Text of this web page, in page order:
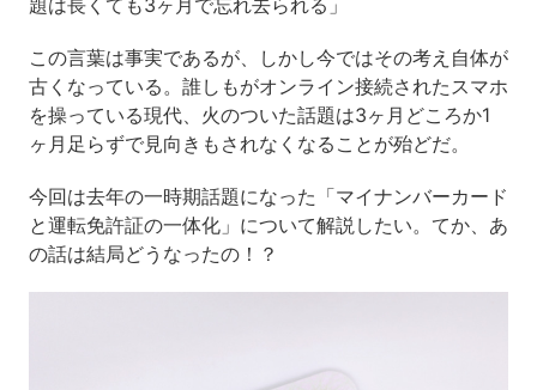
題は長くても3ヶ月で忘れ去られる」
この言葉は事実であるが、しかし今ではその考え自体が
古くなっている。誰しもがオンライン接続されたスマホ
を操っている現代、火のついた話題は3ヶ月どころか1
ヶ月足らずで見向きもされなくなることが殆どだ。
今回は去年の一時期話題になった「マイナンバーカード
と運転免許証の一体化」について解説したい。てか、あ
の話は結局どうなったの！？